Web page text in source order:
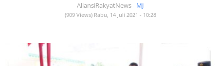
AliansiRakyatNews - MJ
(909 Views) Rabu, 14 Juli 2021 - 10:28